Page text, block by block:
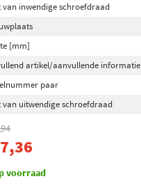
van inwendige schroefdraad
[mm]
artikel/aanvullende informatie
paar
van uitwendige schroefdraad
voorraad